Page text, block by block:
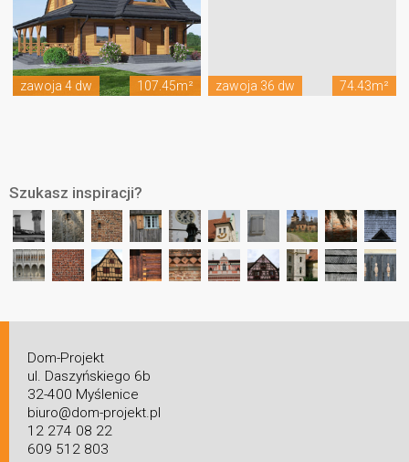
zawoja 4 dw 107.45m² zawoja 36 dw 74.43m²
Szukasz inspiracji?
Dom-Projekt
ul. Daszyńskiego 6b
32-400 Myślenice
biuro@dom-projekt.pl
12 274 08 22
609 512 803